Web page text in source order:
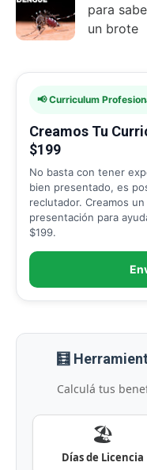
para
un brote
📢 Curriculum
Creamos Tu
$199
No basta con tener
bien presentado, es
reclutador. Creamos
presentación para
$199.
🧮
Calculá tus
🏖️
Días de Licencia